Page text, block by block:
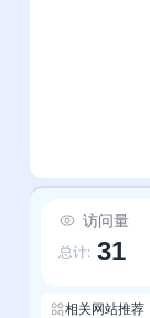
访问量
总计: 31
相关网站推荐